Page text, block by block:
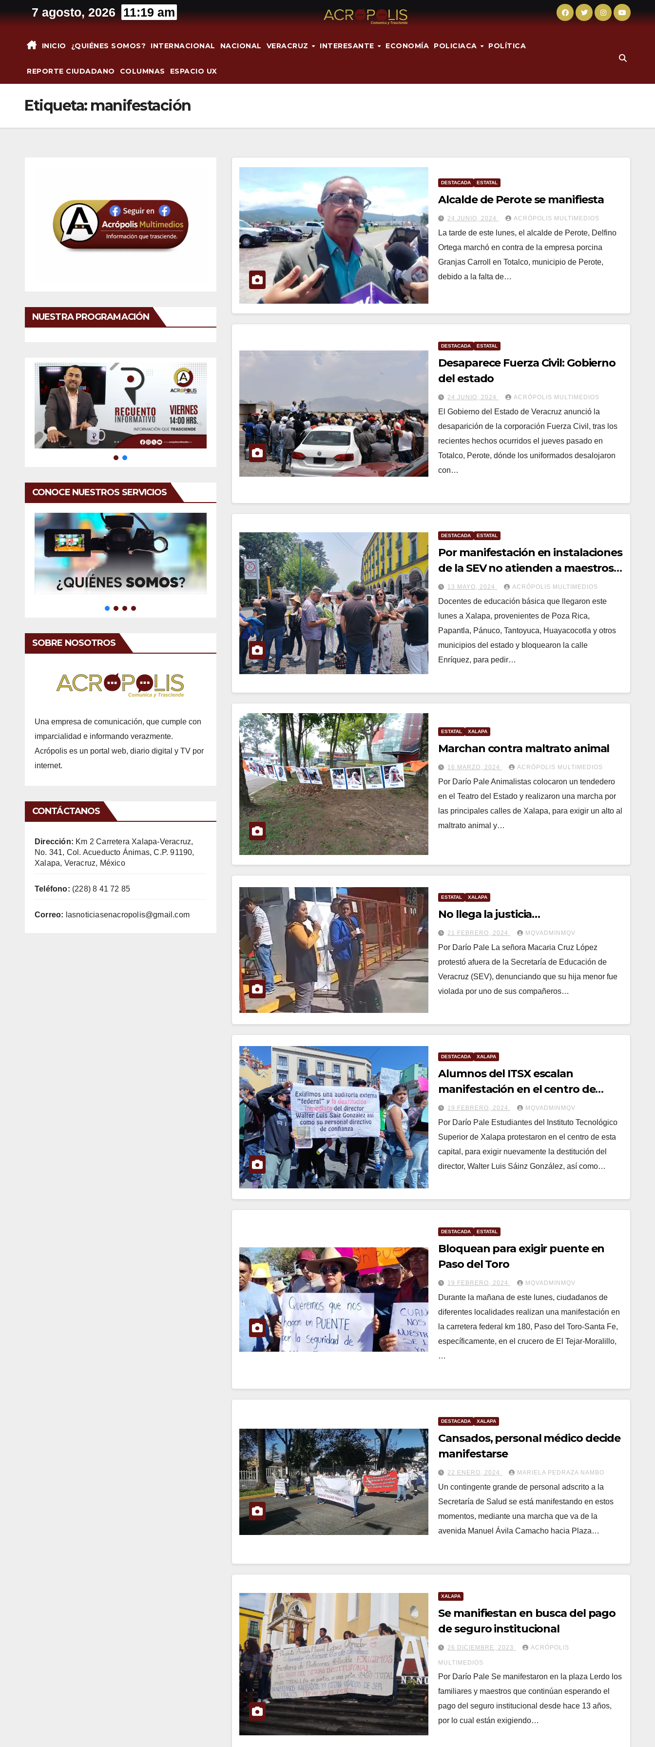
al
7 agosto, 2026 11:19 am
INICIO ¿QUIÉNES SOMOS? INTERNACIONAL NACIONAL VERACRUZ INTERESANTE ECONOMÍA POLICIACA POLÍTICA
REPORTE CIUDADANO COLUMNAS ESPACIO UX
Etiqueta: manifestación
NUESTRA PROGRAMACIÓN
CONOCE NUESTROS SERVICIOS
SOBRE NOSOTROS
Una empresa de comunicación, que cumple con
imparcialidad e informando verazmente.
Acrópolis es un portal web, diario digital y TV por
internet.
CONTÁCTANOS
Dirección: Km 2 Carretera Xalapa-Veracruz,
No. 341, Col. Acueducto Ánimas, C.P. 91190,
Xalapa, Veracruz, México
Teléfono: (228) 8 41 72 85
Correo: lasnoticiasenacropolis@gmail.com
DESTACADA ESTATAL
Alcalde de Perote se manifiesta
24 JUNIO, 2024 ACRÓPOLIS MULTIMEDIOS
La tarde de este lunes, el alcalde de Perote, Delfino
Ortega marchó en contra de la empresa porcina
Granjas Carroll en Totalco, municipio de Perote,
debido a la falta de…
DESTACADA ESTATAL
Desaparece Fuerza Civil: Gobierno
del estado
24 JUNIO, 2024 ACRÓPOLIS MULTIMEDIOS
El Gobierno del Estado de Veracruz anunció la
desaparición de la corporación Fuerza Civil, tras los
recientes hechos ocurridos el jueves pasado en
Totalco, Perote, dónde los uniformados desalojaron
con…
DESTACADA ESTATAL
Por manifestación en instalaciones
de la SEV no atienden a maestros
que se trasladaron de varias partes
del estado
13 MAYO, 2024 ACRÓPOLIS MULTIMEDIOS
Docentes de educación básica que llegaron este
lunes a Xalapa, provenientes de Poza Rica,
Papantla, Pánuco, Tantoyuca, Huayacocotla y otros
municipios del estado y bloquearon la calle
Enríquez, para pedir…
ESTATAL XALAPA
Marchan contra maltrato animal
16 MARZO, 2024 ACRÓPOLIS MULTIMEDIOS
Por Darío Pale Animalistas colocaron un tendedero
en el Teatro del Estado y realizaron una marcha por
las principales calles de Xalapa, para exigir un alto al
maltrato animal y…
ESTATAL XALAPA
No llega la justicia…
21 FEBRERO, 2024 MQVADMINMQV
Por Darío Pale La señora Macaria Cruz López
protestó afuera de la Secretaría de Educación de
Veracruz (SEV), denunciando que su hija menor fue
violada por uno de sus compañeros…
DESTACADA XALAPA
Alumnos del ITSX escalan
manifestación en el centro de
Xalapa
19 FEBRERO, 2024 MQVADMINMQV
Por Darío Pale Estudiantes del Instituto Tecnológico
Superior de Xalapa protestaron en el centro de esta
capital, para exigir nuevamente la destitución del
director, Walter Luis Sáinz González, así como…
DESTACADA ESTATAL
Bloquean para exigir puente en
Paso del Toro
19 FEBRERO, 2024 MQVADMINMQV
Durante la mañana de este lunes, ciudadanos de
diferentes localidades realizan una manifestación en
la carretera federal km 180, Paso del Toro-Santa Fe,
específicamente, en el crucero de El Tejar-Moralillo,
…
DESTACADA XALAPA
Cansados, personal médico decide
manifestarse
22 ENERO, 2024 MARIELA PEDRAZA NAMBO
Un contingente grande de personal adscrito a la
Secretaría de Salud se está manifestando en estos
momentos, mediante una marcha que va de la
avenida Manuel Ávila Camacho hacia Plaza…
XALAPA
Se manifiestan en busca del pago
de seguro institucional
26 DICIEMBRE, 2023 ACRÓPOLIS
MULTIMEDIOS
Por Darío Pale Se manifestaron en la plaza Lerdo los
familiares y maestros que continúan esperando el
pago del seguro institucional desde hace 13 años,
por lo cual están exigiendo…